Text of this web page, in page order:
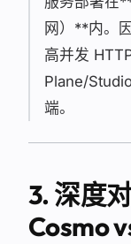
网）**内。
高并发
Plane/
端。
3. 深度
Cosmo